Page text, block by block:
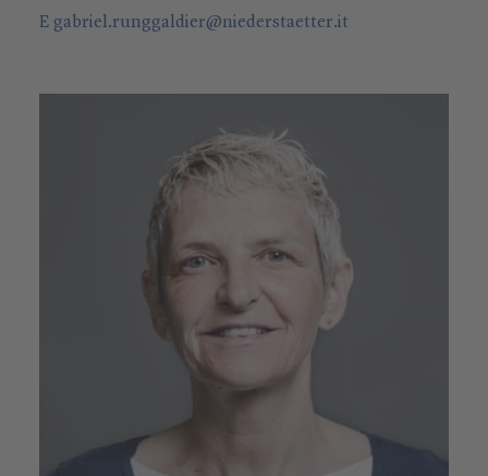
E gabriel.runggaldier@niederstaetter.it